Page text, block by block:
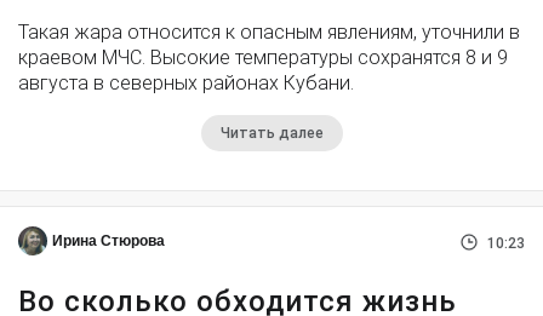
Такая жара относится к опасным явлениям, уточнили в
краевом МЧС. Высокие температуры сохранятся 8 и 9
августа в северных районах Кубани.
Читать далее
Ирина Стюрова 10:23
Во сколько обходится жизнь